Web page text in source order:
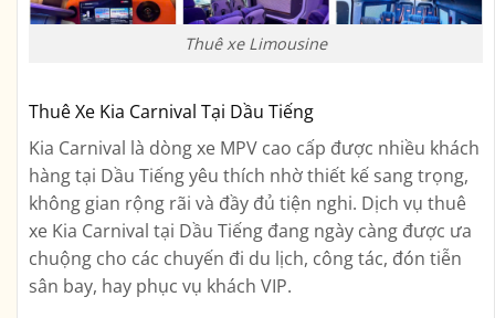
Thuê xe Limousine
Thuê Xe Kia Carnival Tại Dầu Tiếng
Kia Carnival là dòng xe MPV cao cấp được nhiều khách
hàng tại Dầu Tiếng yêu thích nhờ thiết kế sang trọng,
không gian rộng rãi và đầy đủ tiện nghi. Dịch vụ thuê
xe Kia Carnival tại Dầu Tiếng đang ngày càng được ưa
chuộng cho các chuyến đi du lịch, công tác, đón tiễn
sân bay, hay phục vụ khách VIP.